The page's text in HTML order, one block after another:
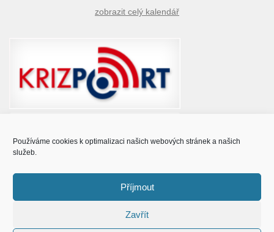
Používáme cookies k optimalizaci našich webových stránek a našich
služeb.
Příjmout
Zavřít
zobrazit celý kalendář